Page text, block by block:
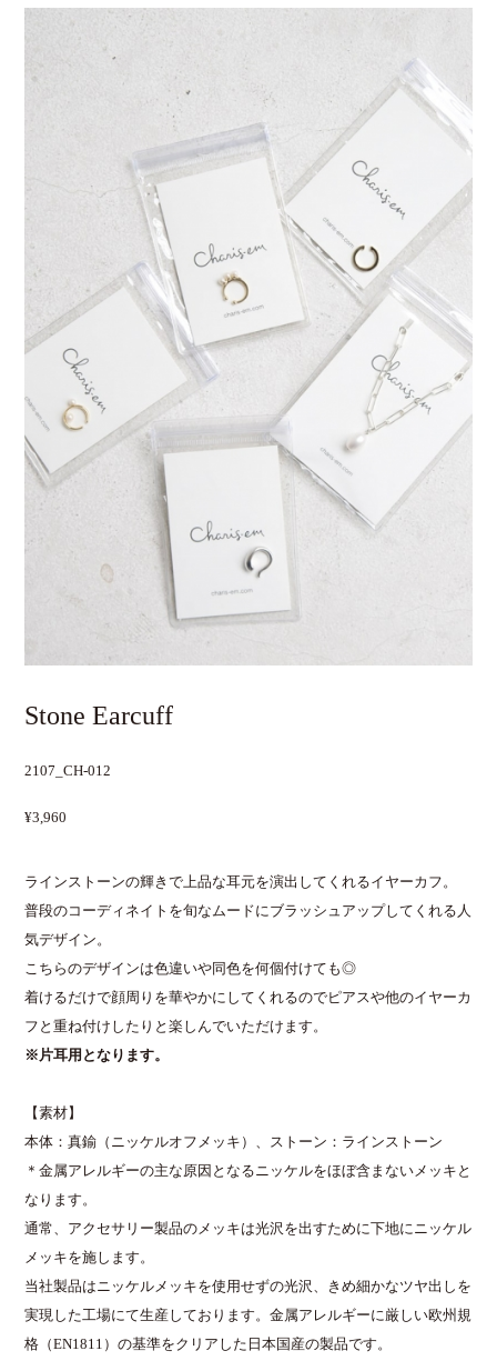
Stone Earcuff
2107_CH-012
¥3,960
ラインストーンの輝きで上品な耳元を演出してくれるイヤーカフ。
普段のコーディネイトを旬なムードにブラッシュアップしてくれる人
気デザイン。
こちらのデザインは色違いや同色を何個付けても◎
着けるだけで顔周りを華やかにしてくれるのでピアスや他のイヤーカ
フと重ね付けしたりと楽しんでいただけます。
※片耳用となります。
【素材】
本体：真鍮（ニッケルオフメッキ）、ストーン：ラインストーン
＊金属アレルギーの主な原因となるニッケルをほぼ含まないメッキと
なります。
通常、アクセサリー製品のメッキは光沢を出すために下地にニッケル
メッキを施します。
当社製品はニッケルメッキを使用せずの光沢、きめ細かなツヤ出しを
実現した工場にて生産しております。金属アレルギーに厳しい欧州規
格（EN1811）の基準をクリアした日本国産の製品です。